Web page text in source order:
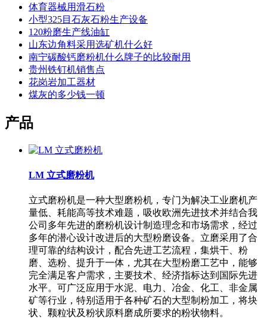
体育器械用滑石粉
小型325目石灰石粉生产设备
120粉磨生产线油缸
山东边角料采用选矿机什么好
南宁碳酸钙磨粉机什么牌子的比较耐用
贵州铁钉机销售点
花岗岩加工器材
煤灰的多少钱一顿
产品
LM 立式磨粉机
立式磨粉机是一种大型磨粉机，专门为解决工业磨机产
量低、耗能高等技术难题，吸收欧洲先进技术并结合我
公司多年先进的磨粉机设计制造理念和市场需求，经过
多年的潜心设计改进后的大型粉磨设备。立磨采用了合
理可靠的结构设计，配合先进工艺流程，集烘干、粉
磨、选粉、提升于一体，尤其在大型粉磨工艺中，能够
完全满足客户需求，主要技术、经济指标达到国际先进
水平。可广泛应用于水泥、电力、冶金、化工、非金属
矿等行业，特别适用于各种矿石的大型制粉加工，将块
状、颗粒状及粉状原料磨成所要求的粉状物料。